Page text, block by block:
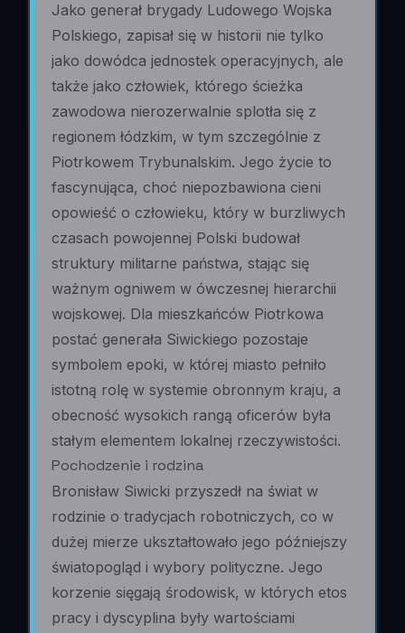
Jako generał brygady Ludowego Wojska
Polskiego, zapisał się w historii nie tylko
jako dowódca jednostek operacyjnych, ale
także jako człowiek, którego ścieżka
zawodowa nierozerwalnie splotła się z
regionem łódzkim, w tym szczególnie z
Piotrkowem Trybunalskim. Jego życie to
fascynująca, choć niepozbawiona cieni
opowieść o człowieku, który w burzliwych
czasach powojennej Polski budował
struktury militarne państwa, stając się
ważnym ogniwem w ówczesnej hierarchii
wojskowej. Dla mieszkańców Piotrkowa
postać generała Siwickiego pozostaje
symbolem epoki, w której miasto pełniło
istotną rolę w systemie obronnym kraju, a
obecność wysokich rangą oficerów była
stałym elementem lokalnej rzeczywistości.
Pochodzenie i rodzina
Bronisław Siwicki przyszedł na świat w
rodzinie o tradycjach robotniczych, co w
dużej mierze ukształtowało jego późniejszy
światopogląd i wybory polityczne. Jego
korzenie sięgają środowisk, w których etos
pracy i dyscyplina były wartościami